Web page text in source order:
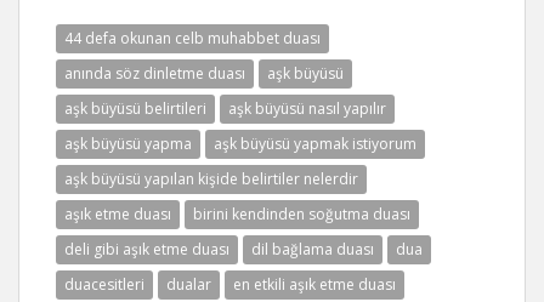
44 defa okunan celb muhabbet duası
anında söz dinletme duası
aşk büyüsü
aşk büyüsü belirtileri
aşk büyüsü nasıl yapılır
aşk büyüsü yapma
aşk büyüsü yapmak istiyorum
aşk büyüsü yapılan kişide belirtiler nelerdir
aşık etme duası
birini kendinden soğutma duası
deli gibi aşık etme duası
dil bağlama duası
dua
duacesitleri
dualar
en etkili aşık etme duası